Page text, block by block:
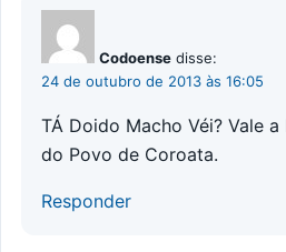
Codoense disse:
24 de outubro de 2013 às 16:05
TÁ Doido Macho Véi? Vale
do Povo de Coroata.
Responder